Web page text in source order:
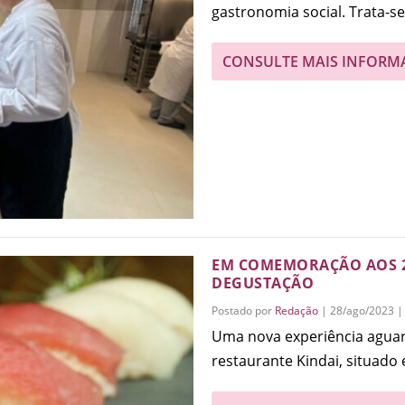
gastronomia social. Trata-
CONSULTE MAIS
EM COMEMORAÇÃO
DEGUSTAÇÃO
Postado por Redação | 28/ago/2023 |
Uma nova experiência
restaurante Kindai, situado